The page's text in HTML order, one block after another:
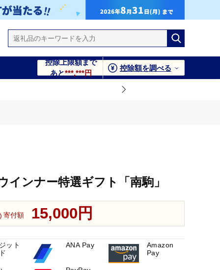
控除上限額まで
あと***,***円
控除額を調べる
インナー特選ギフト「南駒」
寄付額 15,000円
ット
ANA Pay
Amazon
Pay